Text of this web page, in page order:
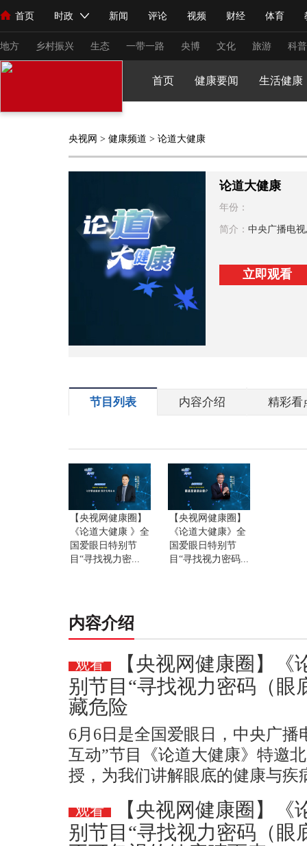
首页 时政 新闻 评论 视频 财经 体育
人民领袖习近平 联播+ 中国领导人 央视快评 习式妙语
直播 栏目大全 节目单 听音 微视频 主持人
海外频道 iPanda English Монгол
地方 乡村振兴 生态 一带一路 央博 文化 旅游 科普
国内 国际 评论 经济 军事 科技
天天学习 习式妙语
小央视频 小央直播 熊猫频道
前线 比划 快看
竞猜 2026年世界杯 2026年冬奥会
CCTV奥林匹克频道 生活体育大会
首页 健康要闻 生活健康
央视网 > 健康频道 > 论道大健康
论道大健康
年份：
简介： 中央广播电
立即观看
节目列表 内容介绍 精彩看
【央视网健康圈】
《论道大健康 》全
国爱眼日特别节
目“寻找视力密...
【央视网健康圈】
《论道大健康》全
国爱眼日特别节
目“寻找视力密码...
内容介绍
观看
【央视网健康圈】《
别节目“寻找视力密码（
藏危险
​6月6日是全国爱眼日，中央广
互动”节目《论道大健康》特邀
授，为我们讲解眼底的健康与疾
观看
【央视网健康圈】《
别节目“寻找视力密码（